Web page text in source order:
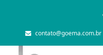
contato@goema.com.br